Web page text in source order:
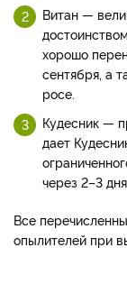
Витан —
хорошо
сентября, а
росе.
Кудесник —
дает
через 2–3
Все
опылителей при